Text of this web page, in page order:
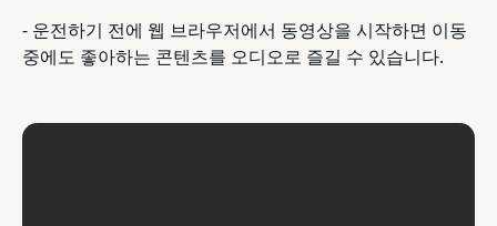
- 운전하기 전에 웹 브라우저에서 동영상을 시작하면 이동
중에도 좋아하는 콘텐츠를 오디오로 즐길 수 있습니다.